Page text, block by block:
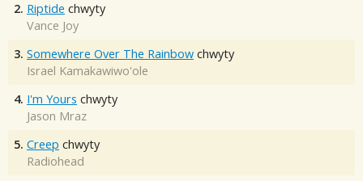
2. Riptide chwyty
Vance Joy
3. Somewhere Over The Rainbow chwyty
Israel Kamakawiwo'ole
4. I'm Yours chwyty
Jason Mraz
5. Creep chwyty
Radiohead